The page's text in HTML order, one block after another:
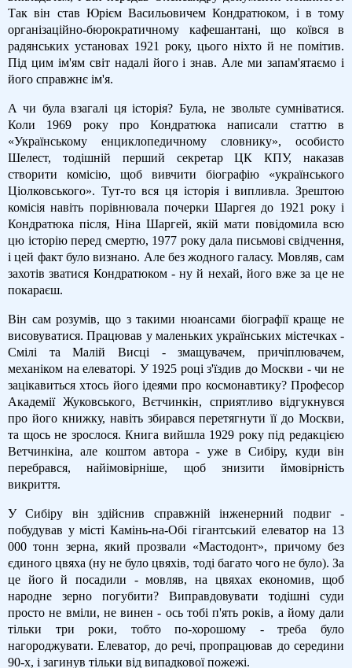
Так він став Юрієм Васильовичем Кондратюком, і в тому
організаційно-бюрократичному кафешантані, що коївся в
радянських установах 1921 року, цього ніхто й не помітив.
Під цим ім'ям світ надалі його і знав. Але ми запам'ятаємо і
його справжнє ім'я.
А чи була взагалі ця історія? Була, не звольте сумніватися.
Коли 1969 року про Кондратюка написали статтю в
«Українському енциклопедичному словнику», особисто
Шелест, тодішній перший секретар ЦК КПУ, наказав
створити комісію, щоб вивчити біографію «українського
Ціолковського». Тут-то вся ця історія і випливла. Зрештою
комісія навіть порівнювала почерки Шаргея до 1921 року і
Кондратюка після, Ніна Шаргей, якій мати повідомила всю
цю історію перед смертю, 1977 року дала письмові свідчення,
і цей факт було визнано. Але без жодного галасу. Мовляв, сам
захотів зватися Кондратюком - ну й нехай, його вже за це не
покараєш.
Він сам розумів, що з такими нюансами біографії краще не
висовуватися. Працював у маленьких українських містечках -
Смілі та Малій Висці - змащувачем, причіплювачем,
механіком на елеваторі. У 1925 році з'їздив до Москви - чи не
зацікавиться хтось його ідеями про космонавтику? Професор
Академії Жуковського, Вєтчинкін, сприятливо відгукнувся
про його книжку, навіть збирався перетягнути її до Москви,
та щось не зрослося. Книга вийшла 1929 року під редакцією
Ветчинкіна, але коштом автора - уже в Сибіру, куди він
перебрався, найімовірніше, щоб знизити ймовірність
викриття.
У Сибіру він здійснив справжній інженерний подвиг -
побудував у місті Камінь-на-Обі гігантський елеватор на 13
000 тонн зерна, який прозвали «Мастодонт», причому без
єдиного цвяха (ну не було цвяхів, тоді багато чого не було). За
це його й посадили - мовляв, на цвяхах економив, щоб
народне зерно погубити? Виправдовувати тодішні суди
просто не вміли, не винен - ось тобі п'ять років, а йому дали
тільки три роки, тобто по-хорошому - треба було
нагороджувати. Елеватор, до речі, пропрацював до середини
90-х, і загинув тільки від випадкової пожежі.